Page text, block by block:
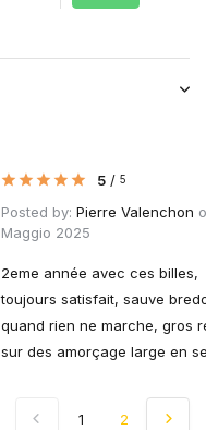
5 / 5
Posted by: Pierre Valenchon
Maggio 2025
2eme année avec ces billes,
toujours satisfait, sauve
quand rien ne marche, gros
sur des amorçage large en
1 2